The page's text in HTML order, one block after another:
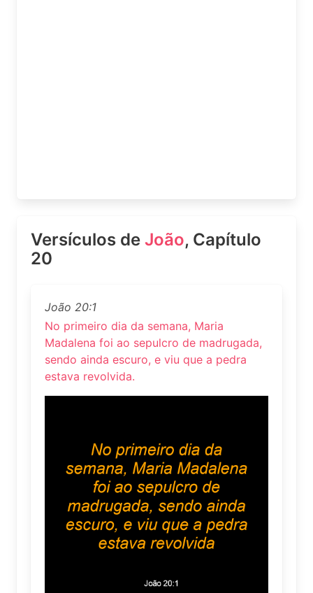
Versículos de João, Capítulo
20
João 20:1
No primeiro dia da semana, Maria
Madalena foi ao sepulcro de madrugada,
sendo ainda escuro, e viu que a pedra
estava revolvida.